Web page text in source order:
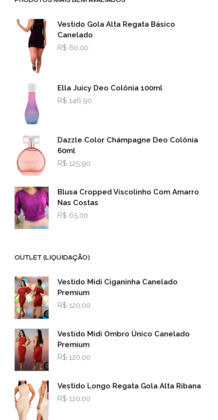
Vestido Gola Alta Regata Básico
Canelado
R$ 60,00
Ella Juicy Deo Colônia 100ml
R$ 146,90
Dazzle Color Chámpagne Deo Colônia
60ml
R$ 125,90
Blusa Cropped Viscolinho Com Amarro
Nas Costas
R$ 65,00
OUTLET (LIQUIDAÇÃO)
Vestido Midi Ciganinha Canelado
Premium
R$ 120,00
Vestido Midi Ombro Único Canelado
Premium
R$ 120,00
Vestido Longo Regata Gola Alta Ribana
R$ 120,00